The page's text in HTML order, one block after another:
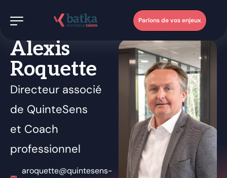
Parlons de vos enjeux
Alexis
Roquette
Directeur associé
de QuinteSens
et Coach
professionnel
aroquette@quintesens-